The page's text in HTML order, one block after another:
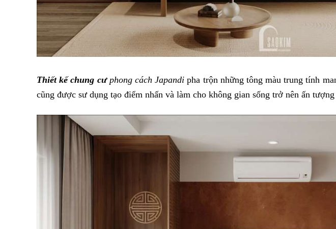
Thiết kế chung cưphong cách Japandipha trộn những tông màu trung tính
cũng được sư dụng tạo điểm nhấn và làm cho không gian sống trở nên ấn